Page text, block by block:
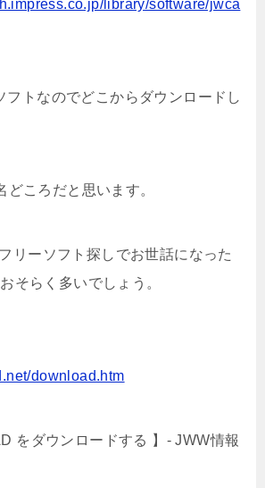
library/software/jwca
フトなのでどこからダウンロードし
どころだと思います。
リーソフト探しでお世話になった
そらく多いでしょう。
download.htm
をダウンロードする 】- JWW情報